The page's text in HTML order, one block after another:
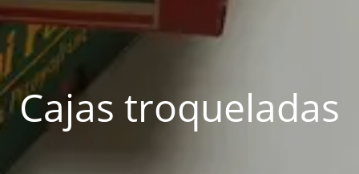
Cajas troqueladas